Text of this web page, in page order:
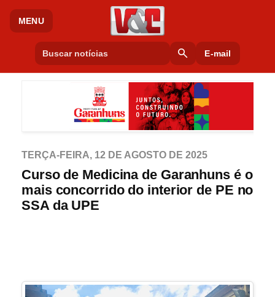
MENU
search E-mail
TERÇA-FEIRA, 12 DE AGOSTO DE 2025
Curso de Medicina de Garanhuns é o
mais concorrido do interior de PE no
SSA da UPE